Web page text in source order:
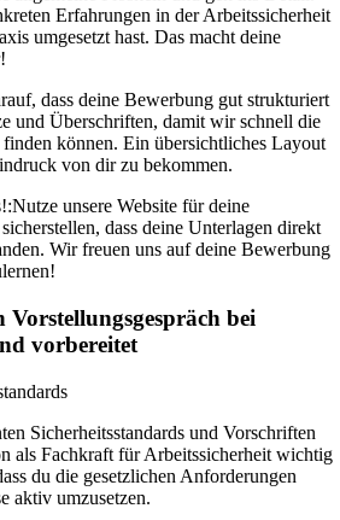
Erfahrungen in der Arbeitssicherheit
umgesetzt hast. Das macht deine
dass deine Bewerbung gut strukturiert
und Überschriften, damit wir schnell die
können. Ein übersichtliches Layout
von dir zu bekommen.
Nutze unsere Website für deine
dass deine Unterlagen direkt
Wir freuen uns auf deine Bewerbung
bei
vorbereitet
Sicherheitsstandards und Vorschriften
als Fachkraft für Arbeitssicherheit wichtig
du die gesetzlichen Anforderungen
aktiv umzusetzen.